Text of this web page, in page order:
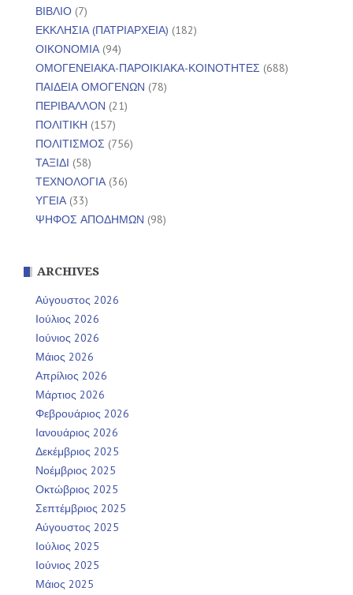
ΒΙΒΛΙΟ (7)
ΕΚΚΛΗΣΙΑ (ΠΑΤΡΙΑΡΧΕΙΑ) (182)
ΟΙΚΟΝΟΜΙΑ(94)
ΟΜΟΓΕΝΕΙΑΚΑ-ΠΑΡΟΙΚΙΑΚΑ-ΚΟΙΝΟΤΗΤΕΣ (688)
ΠΑΙΔΕΙΑ ΟΜΟΓΕΝΩΝ (78)
ΠΕΡΙΒΑΛΛΟΝ (21)
ΠΟΛΙΤΙΚΗ (157)
ΠΟΛΙΤΙΣΜΟΣ (756)
ΤΑΞΙΔΙ (58)
ΤΕΧΝΟΛΟΓΙΑ(36)
ΥΓΕΙΑ(33)
ΨΗΦΟΣ ΑΠΟΔΗΜΩΝ (98)
ARCHIVES
Αύγουστος 2026
Ιούλιος 2026
Ιούνιος 2026
Μάιος 2026
Απρίλιος 2026
Μάρτιος 2026
Φεβρουάριος 2026
Ιανουάριος 2026
Δεκέμβριος 2025
Νοέμβριος 2025
Οκτώβριος 2025
Σεπτέμβριος 2025
Αύγουστος 2025
Ιούλιος 2025
Ιούνιος 2025
Μάιος 2025